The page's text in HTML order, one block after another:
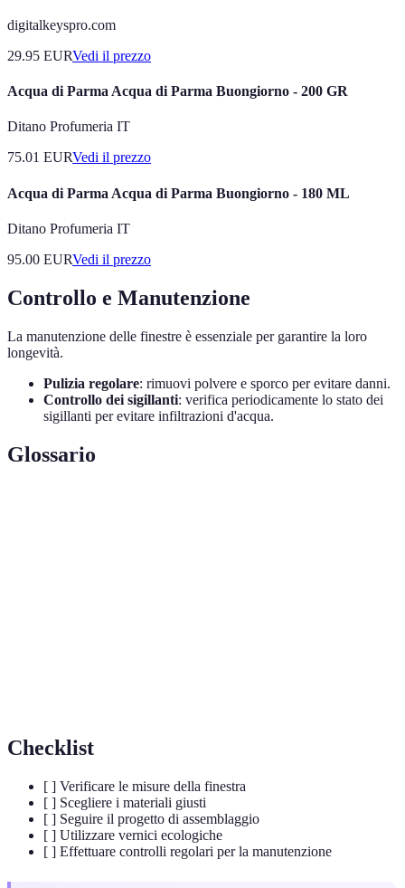
digitalkeyspro.com
29.95 EURVedi il prezzo
Acqua di Parma Acqua di Parma Buongiorno - 200 GR
Ditano Profumeria IT
75.01 EURVedi il prezzo
Acqua di Parma Acqua di Parma Buongiorno - 180 ML
Ditano Profumeria IT
95.00 EURVedi il prezzo
Controllo e Manutenzione
La manutenzione delle finestre è essenziale per garantire la loro
longevità.
Pulizia regolare: rimuovi polvere e sporco per evitare danni.
Controllo dei sigillanti: verifica periodicamente lo stato dei
sigillanti per evitare infiltrazioni d'acqua.
Glossario
Checklist
[ ] Verificare le misure della finestra
[ ] Scegliere i materiali giusti
[ ] Seguire il progetto di assemblaggio
[ ] Utilizzare vernici ecologiche
[ ] Effettuare controlli regolari per la manutenzione